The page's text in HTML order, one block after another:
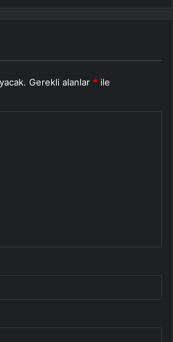
Gerekli alanlar * ile